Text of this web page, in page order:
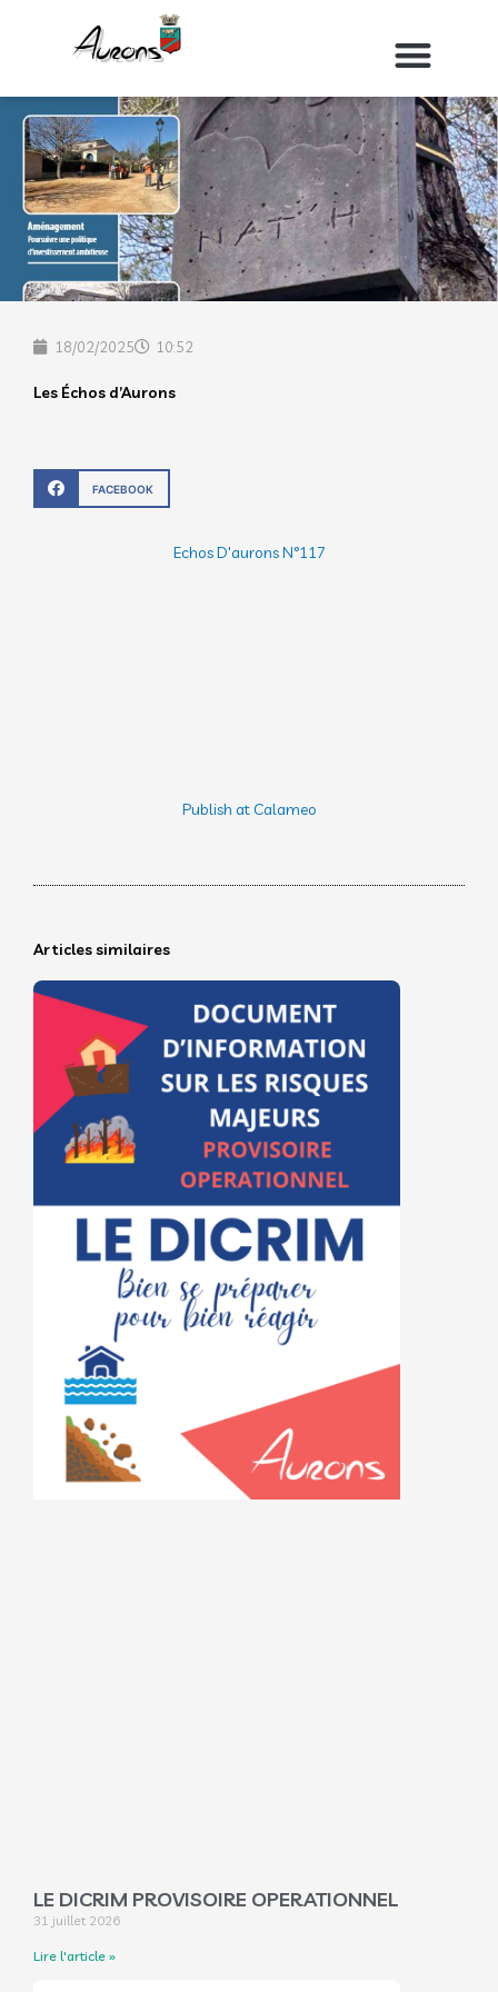
18/02/2025 10:52
Les Échos d’Aurons
FACEBOOK
Echos D'aurons N°117
Publish at Calameo
Articles similaires
LE DICRIM PROVISOIRE OPERATIONNEL
31 juillet 2026
Lire l'article »